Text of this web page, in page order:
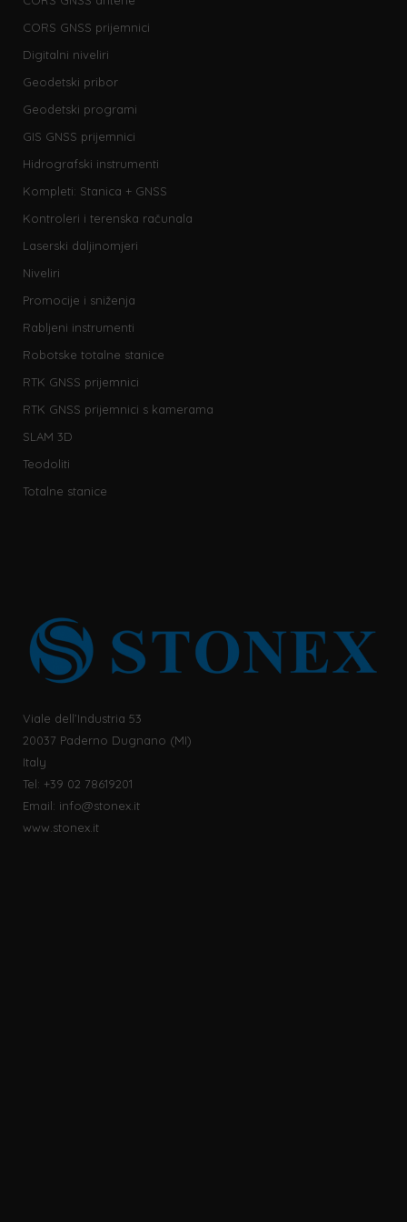
CORS GNSS prijemnici
Digitalni niveliri
Geodetski pribor
Geodetski programi
GIS GNSS prijemnici
Hidrografski instrumenti
Kompleti: Stanica + GNSS
Kontroleri i terenska računala
Laserski daljinomjeri
Niveliri
Promocije i sniženja
Rabljeni instrumenti
Robotske totalne stanice
RTK GNSS prijemnici
RTK GNSS prijemnici s kamerama
SLAM 3D
Teodoliti
Totalne stanice
Viale dell’Industria 53
20037 Paderno Dugnano (MI)
Italy
Tel: +39 02 78619201
Email: info@stonex.it
www.stonex.it